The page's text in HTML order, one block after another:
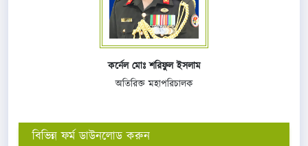
কর্নেল মোঃ শরিফুল ইসলাম
অতিরিক্ত মহাপরিচালক
বিভিন্ন ফর্ম ডাউনলোড করুন